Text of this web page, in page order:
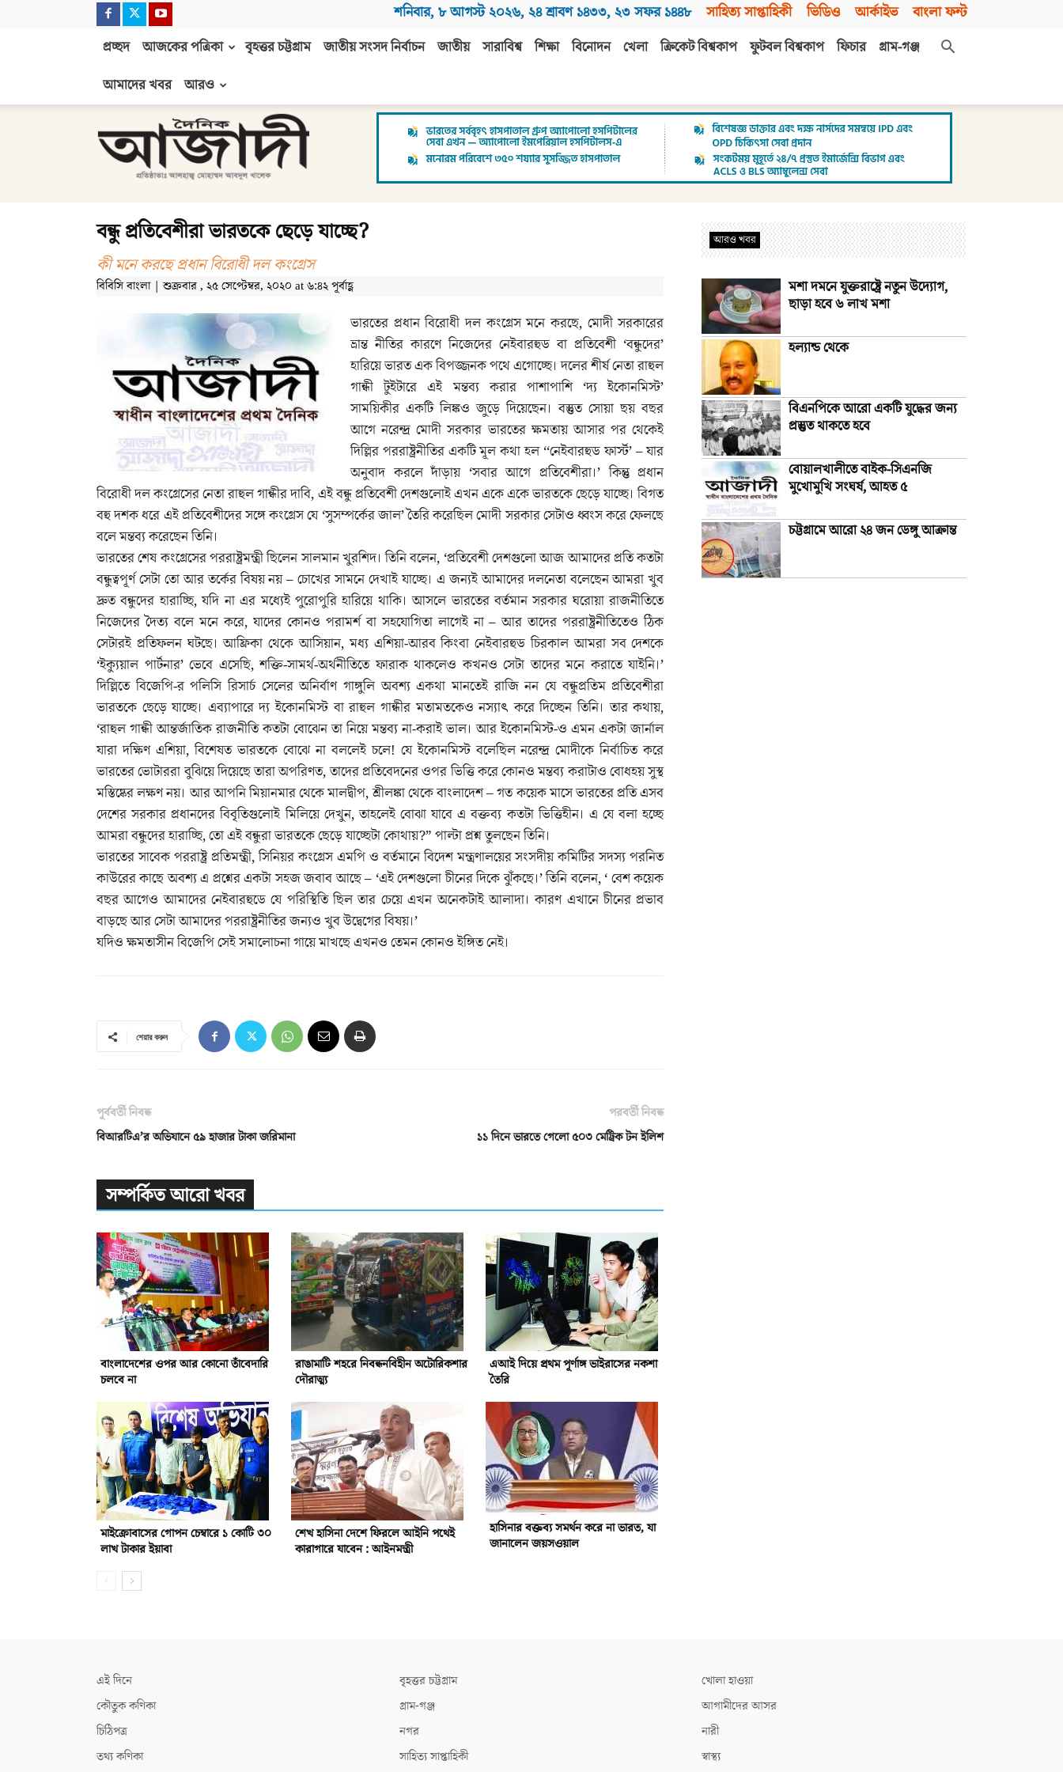
শনিবার, ৮ আগস্ট ২০২৬, ২৪ শ্রাবণ ১৪৩৩, ২৩ সফর ১৪৪৮ সাহিত্য সাপ্তাহিকী ভিডিও আর্কাইভ বাংলা ফন্ট
প্রচ্ছদ আজকের পত্রিকা বৃহত্তর চট্টগ্রাম জাতীয় সংসদ নির্বাচন জাতীয় সারাবিশ্ব শিক্ষা বিনোদন খেলা ক্রিকেট বিশ্বকাপ ফুটবল বিশ্বকাপ ফিচার
গ্রাম-গঞ্জ
আমাদের খবর
আরও
আজাদী
বন্ধু প্রতিবেশীরা ভারতকে ছেড়ে যাচ্ছে?
কী মনে করছে প্রধান বিরোধী দল কংগ্রেস
বিবিসি বাংলা | শুক্রবার , ২৫ সেপ্টেম্বর, ২০২০ at ৬:৪২ পূর্বাহ্ণ
ভারতের প্রধান বিরোধী দল কংগ্রেস মনে করছে, মোদী সরকারের
ভ্রান্ত নীতির কারণে নিজেদের নেইবারহুড বা প্রতিবেশী ‘বন্ধুদের’
হারিয়ে ভারত এক বিপজ্জনক পথে এগোচ্ছে। দলের শীর্ষ নেতা রাহুল
গান্ধী টুইটারে এই মন্তব্য করার পাশাপাশি ‘দ্য ইকোনমিস্ট’
সাময়িকীর একটি লিঙ্কও জুড়ে দিয়েছেন। বস্তুত সোয়া ছয় বছর
আগে নরেন্দ্র মোদী সরকার ভারতের ক্ষমতায় আসার পর থেকেই
দিল্লির পররাষ্ট্রনীতির একটি মূল কথা হল ‘‘নেইবারহুড ফার্স্ট’ – যার
অনুবাদ করলে দাঁড়ায় ‘সবার আগে প্রতিবেশীরা।’ কিন্তু প্রধান
বিরোধী দল কংগ্রেসের নেতা রাহুল গান্ধীর দাবি, এই বন্ধু প্রতিবেশী দেশগুলোই এখন একে একে ভারতকে ছেড়ে যাচ্ছে। বিগত
বহু দশক ধরে এই প্রতিবেশীদের সঙ্গে কংগ্রেস যে ‘সুসম্পর্কের জাল’ তৈরি করেছিল মোদী সরকার সেটাও ধ্বংস করে ফেলছে
বলে মন্তব্য করেছেন তিনি।
ভারতের শেষ কংগ্রেসের পররাষ্ট্রমন্ত্রী ছিলেন সালমান খুরশিদ। তিনি বলেন, ‘প্রতিবেশী দেশগুলো আজ আমাদের প্রতি কতটা
বন্ধুত্বপূর্ণ সেটা তো আর তর্কের বিষয় নয় – চোখের সামনে দেখাই যাচ্ছে। এ জন্যই আমাদের দলনেতা বলেছেন আমরা খুব
দ্রুত বন্ধুদের হারাচ্ছি, যদি না এর মধ্যেই পুরোপুরি হারিয়ে থাকি। আসলে ভারতের বর্তমান সরকার ঘরোয়া রাজনীতিতে
নিজেদের দৈত্য বলে মনে করে, যাদের কোনও পরামর্শ বা সহযোগিতা লাগেই না – আর তাদের পররাষ্ট্রনীতিতেও ঠিক
সেটারই প্রতিফলন ঘটছে। আফ্রিকা থেকে আসিয়ান, মধ্য এশিয়া-আরব কিংবা নেইবারহুড চিরকাল আমরা সব দেশকে
‘ইক্যুয়াল পার্টনার’ ভেবে এসেছি, শক্তি-সামর্থ-অর্থনীতিতে ফারাক থাকলেও কখনও সেটা তাদের মনে করাতে যাইনি।’
দিল্লিতে বিজেপি-র পলিসি রিসার্চ সেলের অনির্বাণ গাঙ্গুলি অবশ্য একথা মানতেই রাজি নন যে বন্ধুপ্রতিম প্রতিবেশীরা
ভারতকে ছেড়ে যাচ্ছে। এব্যাপারে দ্য ইকোনমিস্ট বা রাহুল গান্ধীর মতামতকেও নস্যাৎ করে দিচ্ছেন তিনি। তার কথায়,
‘রাহুল গান্ধী আন্তর্জাতিক রাজনীতি কতটা বোঝেন তা নিয়ে মন্তব্য না-করাই ভাল। আর ইকোনমিস্ট-ও এমন একটা জার্নাল
যারা দক্ষিণ এশিয়া, বিশেষত ভারতকে বোঝে না বললেই চলে! যে ইকোনমিস্ট বলেছিল নরেন্দ্র মোদীকে নির্বাচিত করে
ভারতের ভোটাররা বুঝিয়ে দিয়েছে তারা অপরিণত, তাদের প্রতিবেদনের ওপর ভিত্তি করে কোনও মন্তব্য করাটাও বোধহয় সুস্থ
মস্তিষ্কের লক্ষণ নয়। আর আপনি মিয়ানমার থেকে মালদ্বীপ, শ্রীলঙ্কা থেকে বাংলাদেশ – গত কয়েক মাসে ভারতের প্রতি এসব
দেশের সরকার প্রধানদের বিবৃতিগুলোই মিলিয়ে দেখুন, তাহলেই বোঝা যাবে এ বক্তব্য কতটা ভিত্তিহীন। এ যে বলা হচ্ছে
আমরা বন্ধুদের হারাচ্ছি, তো এই বন্ধুরা ভারতকে ছেড়ে যাচ্ছেটা কোথায়?” পাল্টা প্রশ্ন তুলছেন তিনি।
ভারতের সাবেক পররাষ্ট্র প্রতিমন্ত্রী, সিনিয়র কংগ্রেস এমপি ও বর্তমানে বিদেশ মন্ত্রণালয়ের সংসদীয় কমিটির সদস্য পরনিত
কাউরের কাছে অবশ্য এ প্রশ্নের একটা সহজ জবাব আছে – ‘এই দেশগুলো চীনের দিকে ঝুঁকছে।’ তিনি বলেন, ‘ বেশ কয়েক
বছর আগেও আমাদের নেইবারহুডে যে পরিস্থিতি ছিল তার চেয়ে এখন অনেকটাই আলাদা। কারণ এখানে চীনের প্রভাব
বাড়ছে আর সেটা আমাদের পররাষ্ট্রনীতির জন্যও খুব উদ্বেগের বিষয়।’
যদিও ক্ষমতাসীন বিজেপি সেই সমালোচনা গায়ে মাখছে এখনও তেমন কোনও ইঙ্গিত নেই।
শেয়ার করুন
পূর্ববর্তী নিবন্ধ
বিআরটিএ’র অভিযানে ৫৯ হাজার টাকা জরিমানা
পরবর্তী নিবন্ধ
১১ দিনে ভারতে গেলো ৫০৩ মেট্রিক টন ইলিশ
সম্পর্কিত আরো খবর
বাংলাদেশের ওপর আর কোনো তাঁবেদারি
চলবে না
রাঙামাটি শহরে নিবন্ধনবিহীন অটোরিকশার
দৌরাত্ম্য
এআই দিয়ে প্রথম পূর্ণাঙ্গ ভাইরাসের নকশা
তৈরি
মাইক্রোবাসের গোপন চেম্বারে ১ কোটি ৩০
লাখ টাকার ইয়াবা
শেখ হাসিনা দেশে ফিরলে আইনি পথেই
কারাগারে যাবেন : আইনমন্ত্রী
হাসিনার বক্তব্য সমর্থন করে না ভারত, যা
জানালেন জয়সওয়াল
আরও খবর
মশা দমনে যুক্তরাষ্ট্রে নতুন উদ্যোগ,
ছাড়া হবে ৬ লাখ মশা
হল্যান্ড থেকে
বিএনপিকে আরো একটি যুদ্ধের জন্য
প্রস্তুত থাকতে হবে
বোয়ালখালীতে বাইক-সিএনজি
মুখোমুখি সংঘর্ষ, আহত ৫
চট্টগ্রামে আরো ২৪ জন ডেঙ্গু আক্রান্ত
এই দিনে
কৌতুক কণিকা
চিঠিপত্র
তথ্য কণিকা
বৃহত্তর চট্টগ্রাম
গ্রাম-গঞ্জ
নগর
সাহিত্য সাপ্তাহিকী
খোলা হাওয়া
আগামীদের আসর
নারী
স্বাস্থ্য